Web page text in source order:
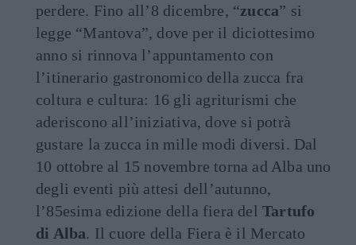
perdere. Fino all’8 dicembre, “zucca” si
legge “Mantova”, dove per il diciottesimo
anno si rinnova l’appuntamento con
l’itinerario gastronomico della zucca fra
coltura e cultura: 16 gli agriturismi che
aderiscono all’iniziativa, dove si potrà
gustare la zucca in mille modi diversi. Dal
10 ottobre al 15 novembre torna ad Alba uno
degli eventi più attesi dell’autunno,
l’85esima edizione della fiera del Tartufo
di Alba. Il cuore della Fiera è il Mercato